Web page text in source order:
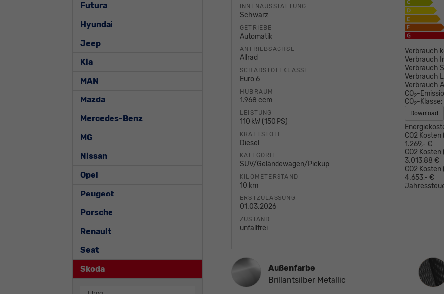
INNENAUSSTATTUNG
Schwarz
GETRIEBE
Automatik
ANTRIEBSACHSE
Allrad
SCHADSTOFFKLASSE
Euro 6
HUBRAUM
1.968 ccm
LEISTUNG
110 kW (150 PS)
KRAFTSTOFF
Diesel
KATEGORIE
SUV/Geländewagen/Pickup
KILOMETERSTAND
10 km
ERSTZULASSUNG
01.03.2026
ZUSTAND
unfallfrei
Verbrauch
Verbrauch
Verbrauch
Verbrauch
Verbrauch
CO2-
CO2-Klasse:
Download
CO2
1.269,- €
CO2
3.013,88 €
CO2
4.653,- €
Außenfarbe
Brillantsilber Metallic
Futura
Hyundai
Jeep
Kia
MAN
Mazda
Mercedes-Benz
MG
Nissan
Opel
Peugeot
Porsche
Renault
Seat
Skoda